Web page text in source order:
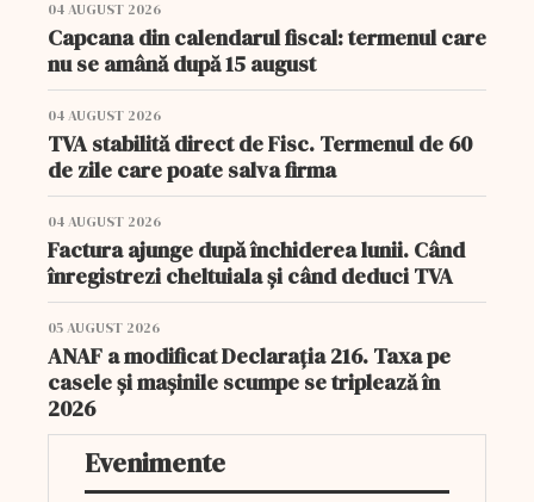
04 AUGUST 2026
Capcana din calendarul fiscal: termenul care
nu se amână după 15 august
04 AUGUST 2026
TVA stabilită direct de Fisc. Termenul de 60
de zile care poate salva firma
04 AUGUST 2026
Factura ajunge după închiderea lunii. Când
înregistrezi cheltuiala și când deduci TVA
05 AUGUST 2026
ANAF a modificat Declarația 216. Taxa pe
casele și mașinile scumpe se triplează în
2026
Evenimente